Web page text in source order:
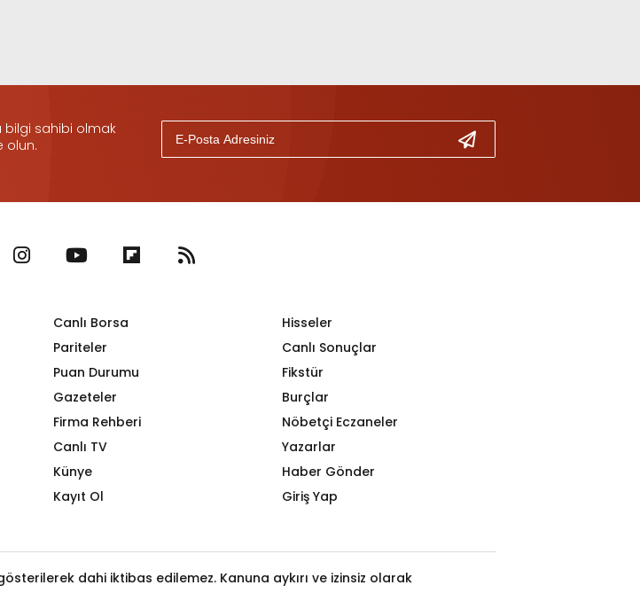
bilgi sahibi olmak
olun.
Canlı Borsa
Hisseler
Pariteler
Canlı Sonuçlar
Puan Durumu
Fikstür
Gazeteler
Burçlar
Firma Rehberi
Nöbetçi Eczaneler
Canlı TV
Yazarlar
Künye
Haber Gönder
Kayıt Ol
Giriş Yap
dahi iktibas edilemez. Kanuna aykırı ve izinsiz olarak